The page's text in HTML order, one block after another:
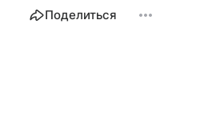
Поделиться